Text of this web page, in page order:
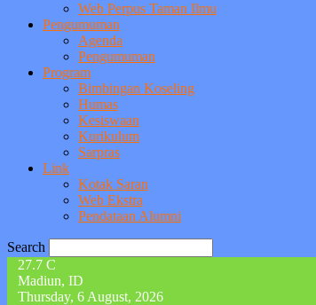
Web Perpus Taman Ilmu
Pengumuman
Agenda
Pengumuman
Program
Bimbingan Koseling
Humas
Kesiswaan
Kurikulum
Sarpras
Link
Kotak Saran
Web Ekstra
Pendataan Alumni
Search
27.7 C
Madiun, ID
Thursday, 6 August, 2026